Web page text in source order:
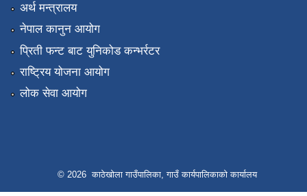
अर्थ मन्त्रालय
नेपाल कानुन आयोग
प्रिती फन्ट बाट युनिकोड कन्भर्रटर
राष्ट्रिय योजना आयोग
लोक सेवा आयोग
© 2026 काठेखोला गाउँपालिका, गाउँ कार्यपालिकाको कार्यालय